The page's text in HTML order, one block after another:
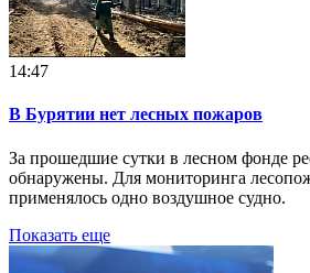
14:47
В Бурятии нет лесных пожаров
За прошедшие сутки в лесном фонде
обнаружены. Для мониторинга
применялось одно воздушное судно.
Показать еще